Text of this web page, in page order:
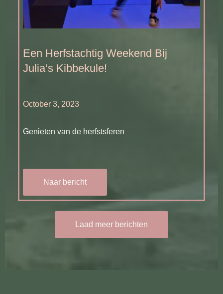
Een Herfstachtig Weekend Bij
Julia’s Kibbekule!
October 3, 2023
Genieten van de herfstsferen
Naar bericht
Laad meer berichten